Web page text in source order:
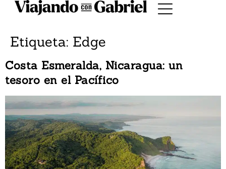
Etiqueta: Edge
Costa Esmeralda, Nicaragua: un
tesoro en el Pacífico